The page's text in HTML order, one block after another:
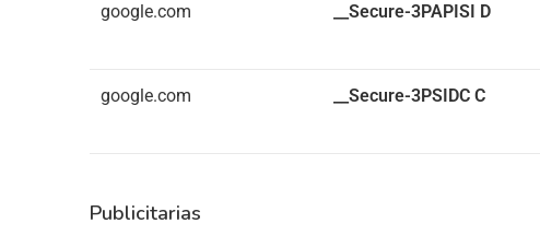
google.com __Secure-3PAPISI D
google.com __Secure-3PSIDC C
Publicitarias